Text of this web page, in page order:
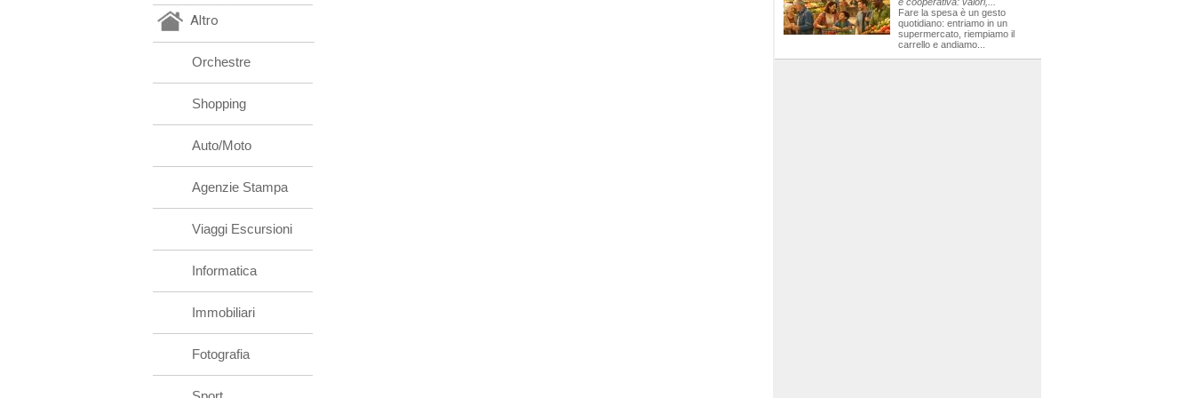
Altro
Orchestre
Shopping
Auto/Moto
Agenzie Stampa
Viaggi Escursioni
Informatica
Immobiliari
Fotografia
Fare la spesa è un gesto
quotidiano: entriamo in un
supermercato, riempiamo il
carrello e andiamo...